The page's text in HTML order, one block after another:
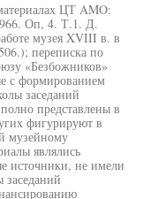
ЦТ AMO:
Оп, 4. Т.1. Д.
музея XVIII в. в
переписка по
«Безбожников»
с формированием
заседаний
представлены в
фигурируют в
музейному
являлись
источники, не имели